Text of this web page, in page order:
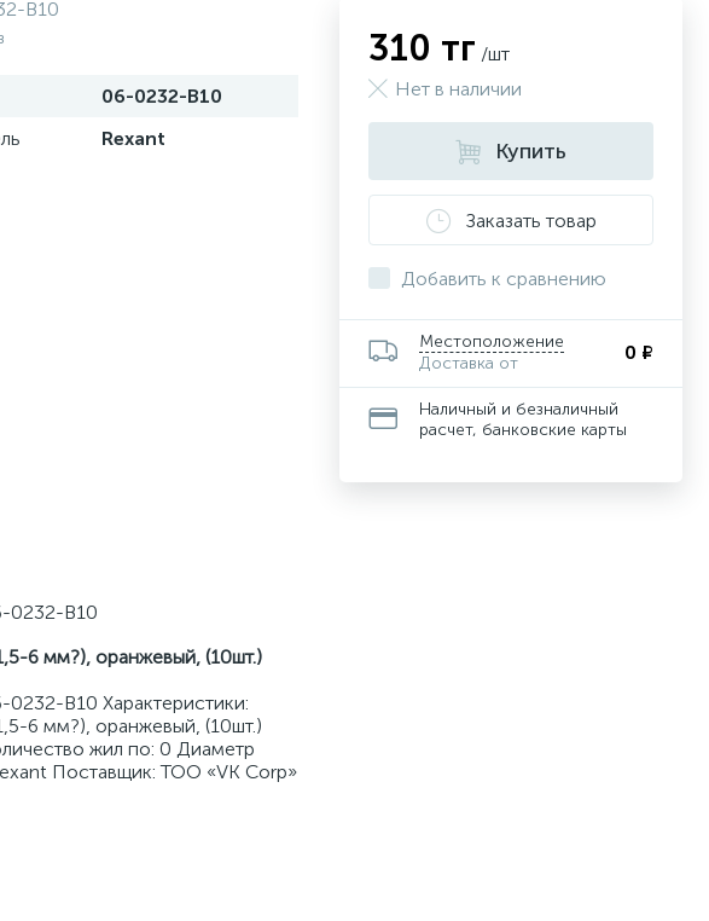
B10
06-0232-B10
Rexant
0232-B10
6 мм?), оранжевый, (10шт.)
B10 Характеристики:
6 мм?), оранжевый, (10шт.)
жил по: 0 Диаметр
Поставщик: ТОО «VK Corp»
310 тг /шт
Нет в наличии
Купить
Заказать товар
Добавить к сравнению
Местоположение
Доставка от
0 ₽
Наличный и безналичный
расчет, банковские карты